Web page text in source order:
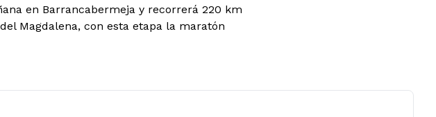
en Barrancabermeja y recorrerá 220 km
Magdalena, con esta etapa la maratón